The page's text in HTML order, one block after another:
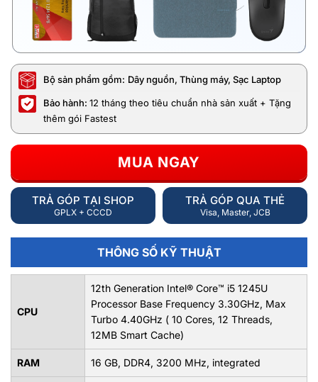
Bộ sản phẩm gồm: Dây nguồn, Thùng máy, Sạc Laptop
Bảo hành: 12 tháng theo tiêu chuẩn nhà sản xuất + Tặng
thêm gói Fastest
MUA NGAY
TRẢ GÓP TẠI SHOP
GPLX + CCCD
TRẢ GÓP QUA THẺ
Visa, Master, JCB
THÔNG SỐ KỸ THUẬT
CPU
12th Generation Intel® Core™ i5 1245U
Processor Base Frequency 3.30GHz, Max
Turbo 4.40GHz ( 10 Cores, 12 Threads,
12MB Smart Cache)
RAM 16 GB, DDR4, 3200 MHz, integrated